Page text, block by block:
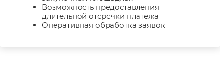
Возможность предоставления
длительной отсрочки платежа
Оперативная обработка заявок